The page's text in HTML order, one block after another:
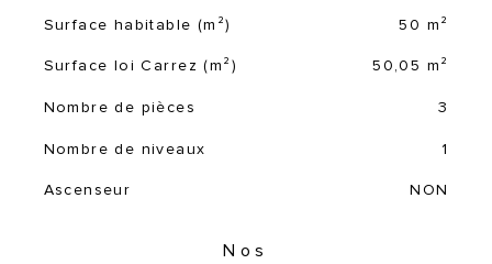
Surface habitable (m²) 50 m²
Surface loi Carrez (m²) 50,05 m²
Nombre de pièces 3
Nombre de niveaux 1
Ascenseur NON
Nos